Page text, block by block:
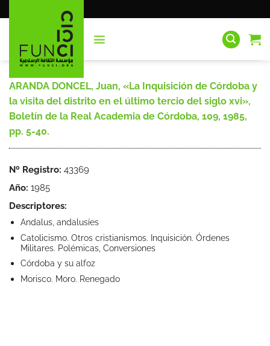
al
ARANDA DONCEL, Juan, «La Inquisición de Córdoba y
la visita del distrito en el último tercio del siglo xvi»,
Boletín de la Real Academia de Córdoba, 109, 1985,
pp. 5-40.
Nº Registro: 43369
Año: 1985
Descriptores:
Andalus, andalusíes
Catolicismo. Otros cristianismos. Inquisición. Órdenes
Militares. Polémicas, Conversiones
Córdoba y su alfoz
Morisco. Moro. Renegado